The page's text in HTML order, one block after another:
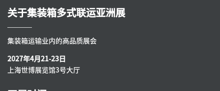
关于集装箱多式联运亚洲展
集装箱运输业内的高品质展会
2027年4月21-23日
上海世博展览馆3号大厅